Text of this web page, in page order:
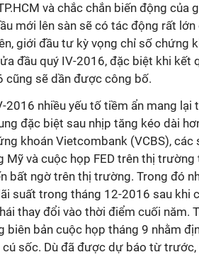
và chắc chắn biến động của
mới lên sàn sẽ có tác động rất lớn
giới đầu tư kỳ vọng chỉ số chứng
đầu quý IV-2016, đặc biệt khi kết
cũng sẽ dần được công bố.
2016 nhiều yếu tố tiềm ẩn mang lại
đặc biệt sau nhịp tăng kéo dài
khoán Vietcombank (VCBS), các
Mỹ và cuộc họp FED trên thị
bất ngờ trên thị trường. Trong đó
suất trong tháng 12-2016 sau khi
thay đổi vào thời điểm cuối năm.
biên bản cuộc họp tháng 9 nhằm
sốc. Dù đã được dự báo từ trước,